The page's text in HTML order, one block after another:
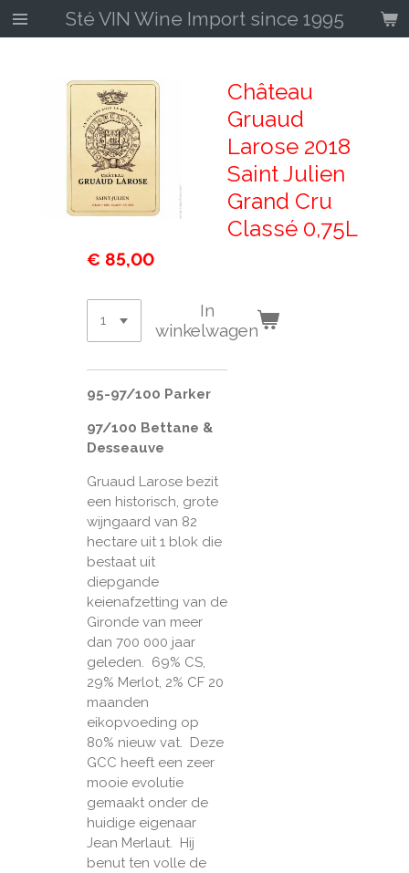
Ga
direct
Sté VIN Wine Import since 1995
Château
Gruaud
Larose 2018
Saint Julien
Grand Cru
Classé 0,75L
€ 85,00
In
winkelwagen
95-97/100 Parker
97/100 Bettane &
Desseauve
Gruaud Larose bezit
een historisch, grote
wijngaard van 82
hectare uit 1 blok die
bestaat uit
diepgande
keienafzetting van de
Gironde van meer
dan 700 000 jaar
geleden. 69% CS,
29% Merlot, 2% CF 20
maanden
eikopvoeding op
80% nieuw vat. Deze
GCC heeft een zeer
mooie evolutie
gemaakt onder de
huidige eigenaar
Jean Merlaut. Hij
benut ten volle de